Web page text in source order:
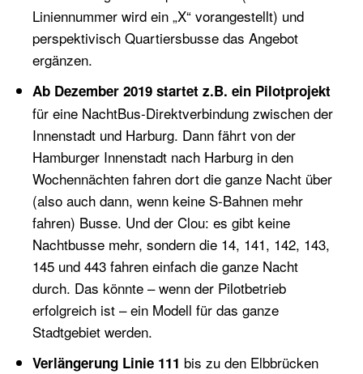
Liniennummer wird ein „X“ vorangestellt) und
perspektivisch Quartiersbusse das Angebot
ergänzen.
Ab Dezember 2019 startet z.B. ein Pilotprojekt
für eine NachtBus-Direktverbindung zwischen der
Innenstadt und Harburg. Dann fährt von der
Hamburger Innenstadt nach Harburg in den
Wochennächten fahren dort die ganze Nacht über
(also auch dann, wenn keine S-Bahnen mehr
fahren) Busse. Und der Clou: es gibt keine
Nachtbusse mehr, sondern die 14, 141, 142, 143,
145 und 443 fahren einfach die ganze Nacht
durch. Das könnte – wenn der Pilotbetrieb
erfolgreich ist – ein Modell für das ganze
Stadtgebiet werden.
Verlängerung Linie 111 bis zu den Elbbrücken